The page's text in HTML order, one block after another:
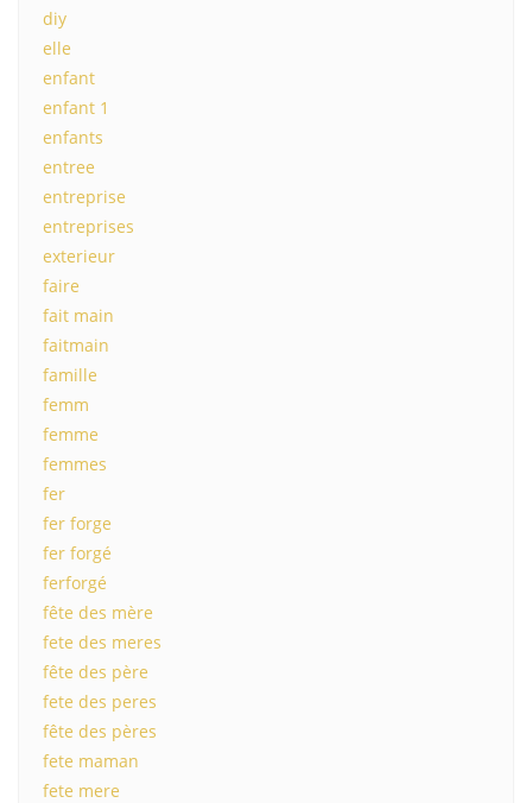
diy
elle
enfant
enfant 1
enfants
entree
entreprise
entreprises
exterieur
faire
fait main
faitmain
famille
femm
femme
femmes
fer
fer forge
fer forgé
ferforgé
fête des mère
fete des meres
fête des père
fete des peres
fête des pères
fete maman
fete mere